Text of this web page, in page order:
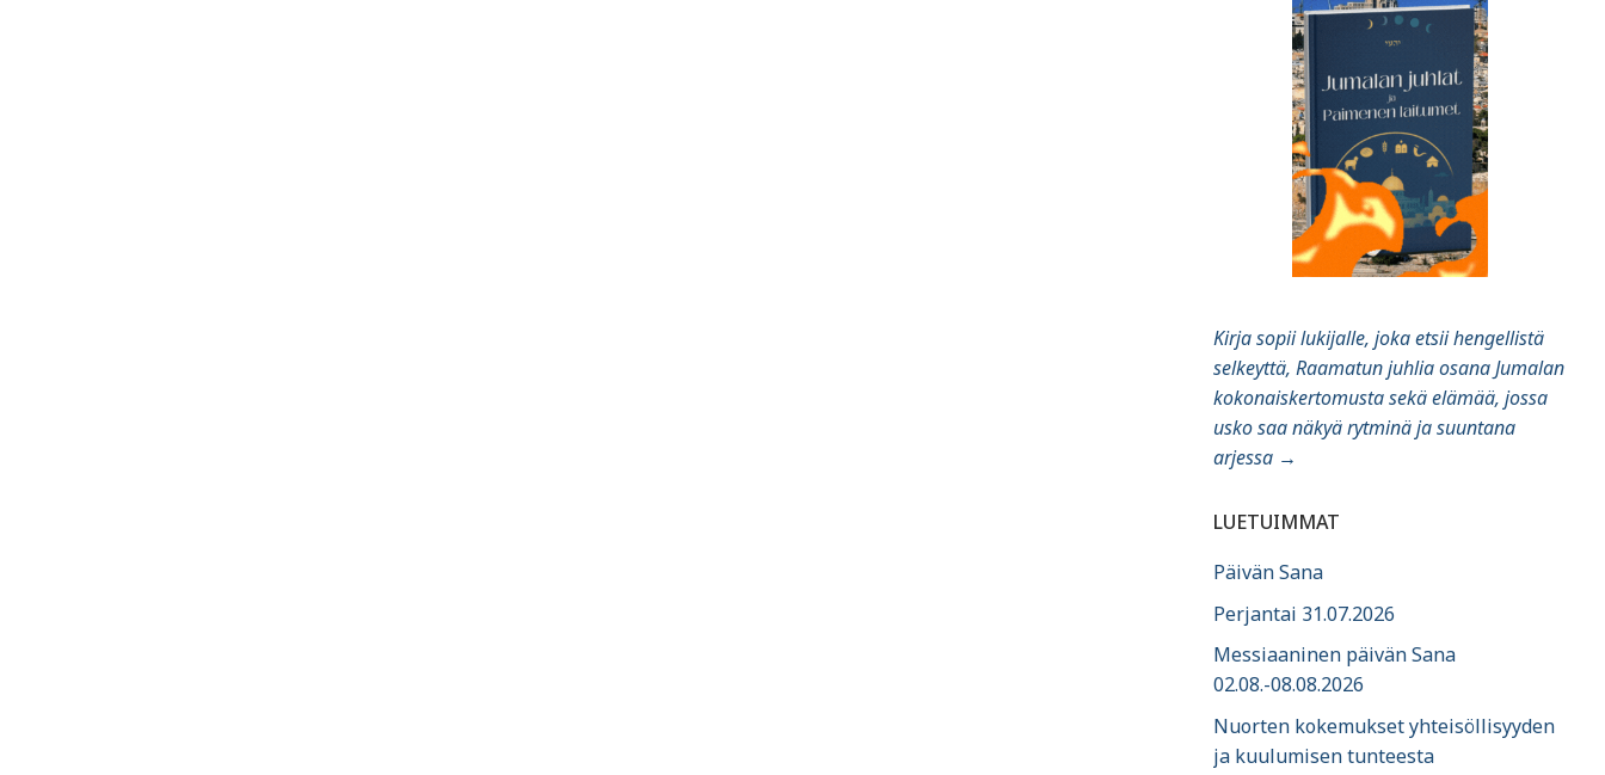
Kirja sopii lukijalle, joka etsii hengellistä
selkeyttä, Raamatun juhlia osana Jumalan
kokonaiskertomusta sekä elämää, jossa
usko saa näkyä rytminä ja suuntana
arjessa →
LUETUIMMAT
Päivän Sana
Perjantai 31.07.2026
Messiaaninen päivän Sana
02.08.-08.08.2026
Nuorten kokemukset yhteisöllisyyden
ja kuulumisen tunteesta